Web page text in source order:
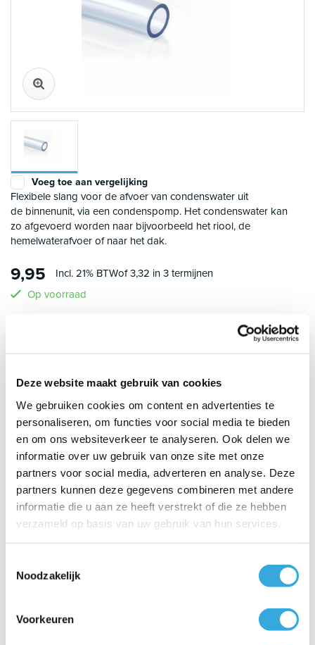
Deze website maakt gebruik van cookies
We gebruiken cookies om content en advertenties te
personaliseren, om functies voor social media te bieden
en om ons websiteverkeer te analyseren. Ook delen we
informatie over uw gebruik van onze site met onze
partners voor social media, adverteren en analyse. Deze
partners kunnen deze gegevens combineren met andere
informatie die u aan ze heeft verstrekt of die ze hebben
verzameld op basis van uw gebruik van hun services.
Noodzakelijk
Voorkeuren
Voeg toe aan vergelijking
Flexibele slang voor de afvoer van condenswater uit
de binnenunit, via een condenspomp. Het condenswater kan
zo afgevoerd worden naar bijvoorbeeld het riool, de
hemelwaterafvoer of naar het dak.
9,95 Incl. 21% BTWof 3,32 in 3 termijnen
Op voorraad
Plus 1
Voor 15:00 uur besteld, dezelfde werkdag verzonden
Klanten geven AircoGarant een 8.9 op Kiyoh
Betaal veilig en snel met o.a.:
Klantbeoordelingen
8.9/10 (1790 beoordelingen)
4.5/5
John , Losser
Wand heater ontvangen. Doos oké maar heater
Lees meer